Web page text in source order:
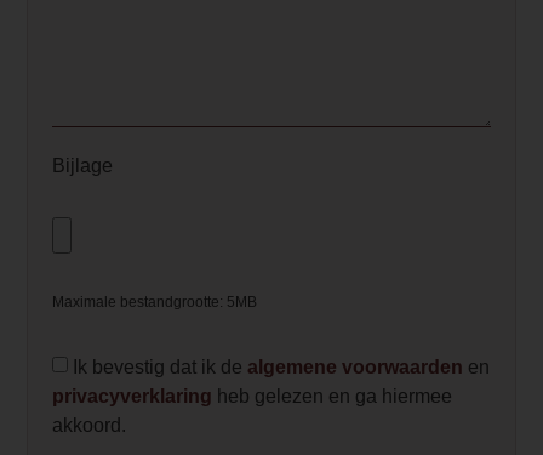
Bijlage
Maximale bestandgrootte: 5MB
Ik bevestig dat ik de algemene voorwaarden en
privacyverklaring heb gelezen en ga hiermee
akkoord.